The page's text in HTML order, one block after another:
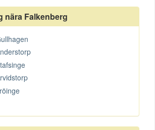
nära Falkenberg